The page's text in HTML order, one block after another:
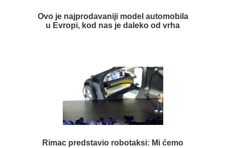
Ovo je najprodavaniji model automobila
u Evropi, kod nas je daleko od vrha
Rimac predstavio robotaksi: Mi ćemo